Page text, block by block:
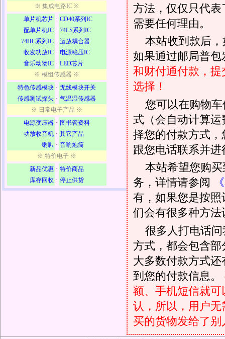
※ 集成电路IC ※
单片机芯片 · CD40系列IC
配单片机IC · 74LS系列IC
74HC系列IC · 运放耦合器
收发功放IC · 电源稳压IC
音乐动物IC · LED芯片
※ 模组传感器 ※
特色传感模块 · 无线模块开关
传感测试探头 · 气温湿传感器
※ 日常电子产品 ※
电源变压器 · 图书管资料
功放收音机 · 其它产品
喇叭 · 音响炮筒
※ 特价电子 ※
新品优惠 · 特价商品
库存回收 · 停止供货
方法，仅仅只代
需要任何理由。
本站收到款后
如果通过邮局普包
和财付通付款，
选择！
您可以在购物
式（会自动计算
择您的付款方式
跟您电话联系并
本站希望您购
务，详情请参阅
有，如果您是按
们会有很多种方
很多人打电话
方式，都会包含
大多数付款方式
到您的付款信息。
额、手机短信就可
认，所以，用户
买的货物发给了别